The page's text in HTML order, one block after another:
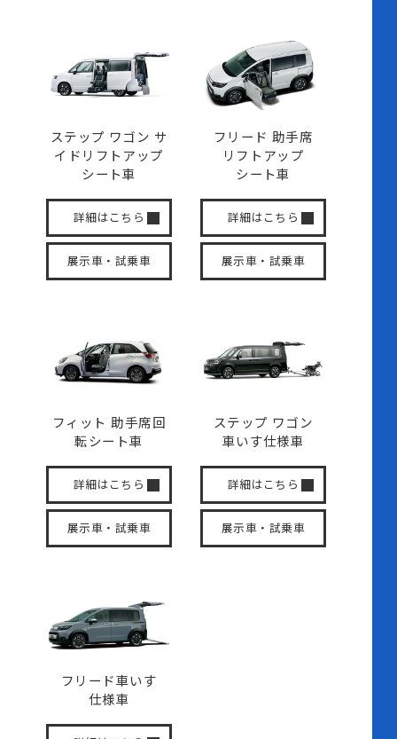
ステップ ワゴン サ
イド リフトアップ
シート車
詳細はこちら
展示車・試乗車
フリード 助手席
リフトアップ
シート車
詳細はこちら
展示車・試乗車
フィット 助手席回
転シート車
詳細はこちら
展示車・試乗車
ステップ ワゴン
車いす仕様車
詳細はこちら
展示車・試乗車
フリード車いす
仕様車